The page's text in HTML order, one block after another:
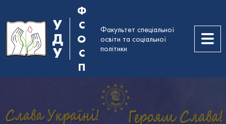
У
Д
У
Ф
С
О
С
П
Факультет спеціальної
освіти та соціальної
політики